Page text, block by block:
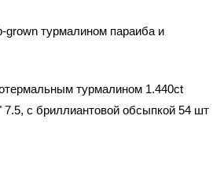
турмалином 1.440ct
7.5, с бриллиантовой обсыпкой 54 шт